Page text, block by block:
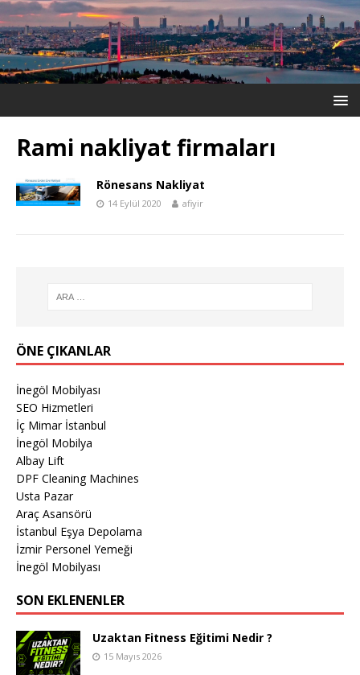
Rami nakliyat firmaları
Rönesans Nakliyat
14 Eylül 2020 afiyir
ÖNE ÇIKANLAR
İnegöl Mobilyası
SEO Hizmetleri
İç Mimar İstanbul
İnegöl Mobilya
Albay Lift
DPF Cleaning Machines
Usta Pazar
Araç Asansörü
İstanbul Eşya Depolama
İzmir Personel Yemeği
İnegöl Mobilyası
SON EKLENENLER
Uzaktan Fitness Eğitimi Nedir ?
15 Mayıs 2026